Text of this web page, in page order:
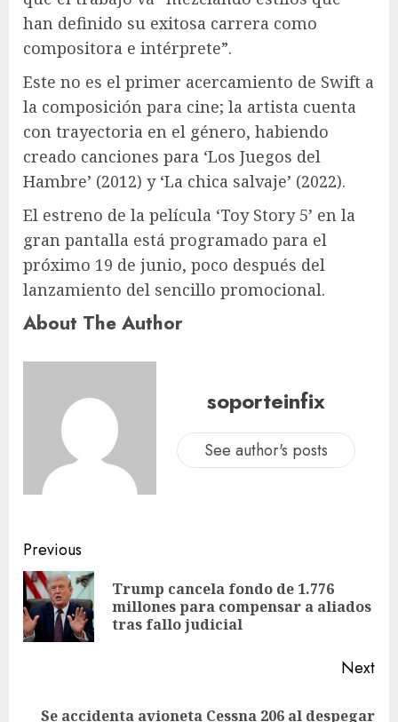
han definido su exitosa carrera como
compositora e intérprete”.
Este no es el primer acercamiento de Swift a
la composición para cine; la artista cuenta
con trayectoria en el género, habiendo
creado canciones para ‘Los Juegos del
Hambre’ (2012) y ‘La chica salvaje’ (2022).
El estreno de la película ‘Toy Story 5’ en la
gran pantalla está programado para el
próximo 19 de junio, poco después del
lanzamiento del sencillo promocional.
About The Author
soporteinfix
See author's posts
Previous
Trump cancela fondo de 1.776
millones para compensar a aliados
tras fallo judicial
Next
Se accidenta avioneta Cessna 206 al despegar